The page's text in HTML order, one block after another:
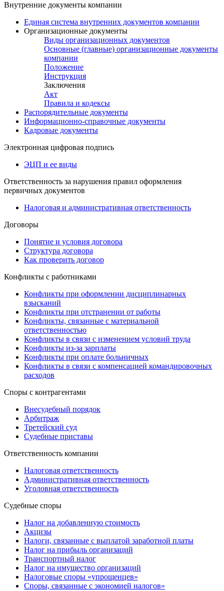
Внутренние документы компании
Единая система внутренних документов компании
Организационные документы
Виды организационных документов
Основные (главные) организационные документы
компании
Положение
Инструкция
Заключения
Акт
Правила и кодексы
Распорядительные документы
Информационно-справочные документы
Кадровые документы
Электронная цифровая подпись
ЭЦП и ее виды
Ответственность за нарушения правил оформления
первичных документов
Налоговая и административная ответственность
Договоры
Понятие и условия договора
Структура договора
Как проверить договор
Конфликты с работниками
Конфликты при оформлении дисциплинарных
взысканий
Конфликты при отстранении от работы
Конфликты, связанные с материальной
ответственностью
Конфликты в связи с изменением условий труда
Конфликты из-за зарплаты
Конфликты при оплате больничных
Конфликты в связи с компенсацией командировочных
расходов
Споры с контрагентами
Внесудебный порядок
Арбитраж
Третейский суд
Судебные приставы
Ответственность компании
Налоговая ответственность
Административная ответственность
Уголовная ответственность
Судебные споры
Налог на добавленную стоимость
Акцизы
Налоги, связанные с выплатой заработной платы
Налог на прибыль организаций
Транспортный налог
Налог на имущество организаций
Налоговые споры «упрощенцев»
Споры, связанные с экономией налогов»